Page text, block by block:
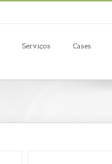
Serviços Cases